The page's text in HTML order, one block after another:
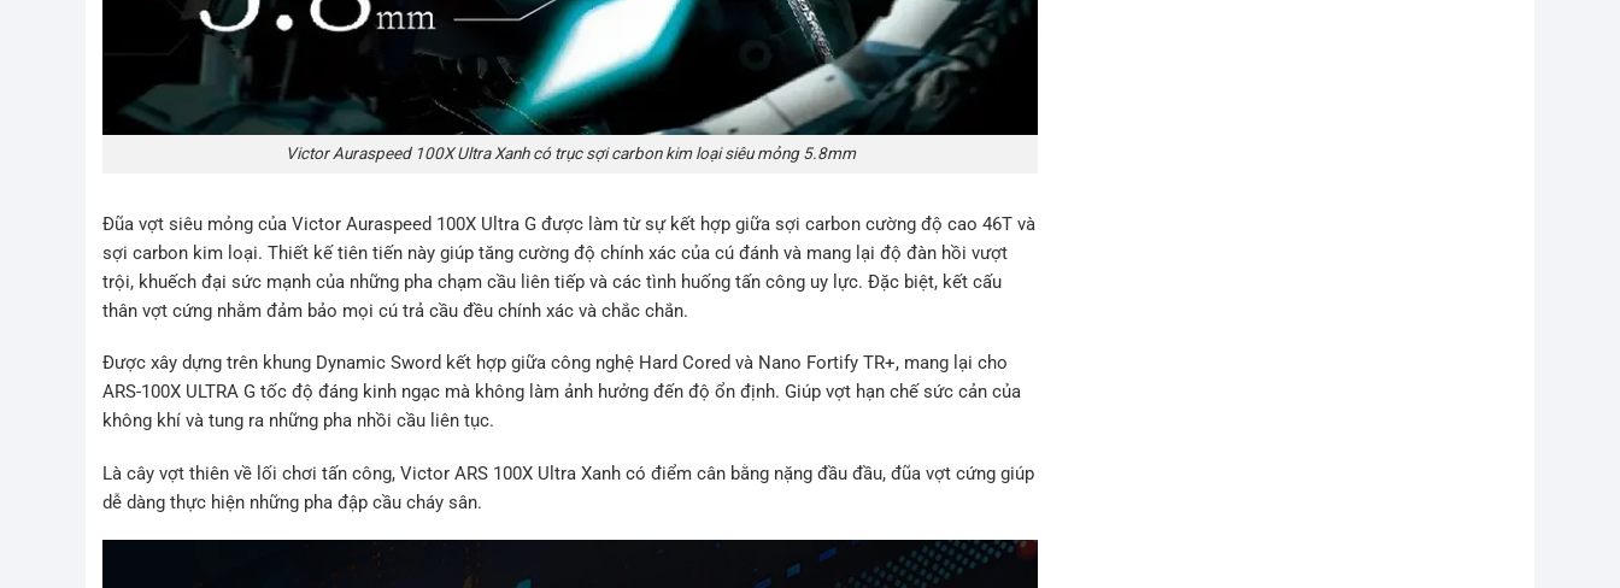
Victor Auraspeed 100X Ultra Xanh có trục sợi carbon kim loại siêu mỏng 5.8mm
Đũa vợt siêu mỏng của Victor Auraspeed 100X Ultra G được làm từ sự kết hợp giữa sợi carbon cường độ cao 46T và
sợi carbon kim loại. Thiết kế tiên tiến này giúp tăng cường độ chính xác của cú đánh và mang lại độ đàn hồi vượt
trội, khuếch đại sức mạnh của những pha chạm cầu liên tiếp và các tình huống tấn công uy lực. Đặc biệt, kết cấu
thân vợt cứng nhằm đảm bảo mọi cú trả cầu đều chính xác và chắc chắn.
Được xây dựng trên khung Dynamic Sword kết hợp giữa công nghệ Hard Cored và Nano Fortify TR+, mang lại cho
ARS-100X ULTRA G tốc độ đáng kinh ngạc mà không làm ảnh hưởng đến độ ổn định. Giúp vợt hạn chế sức cản của
không khí và tung ra những pha nhồi cầu liên tục.
Là cây vợt thiên về lối chơi tấn công, Victor ARS 100X Ultra Xanh có điểm cân bằng nặng đầu đầu, đũa vợt cứng giúp
dễ dàng thực hiện những pha đập cầu cháy sân.